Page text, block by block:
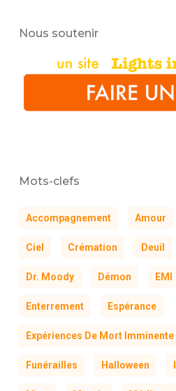
Nous soutenir
Mots-clefs
Accompagnement Amour
Ciel Crémation Deuil
Dr. Moody Démon EMI
Enterrement Espérance
Expériences De Mort Imminente
Funérailles Halloween